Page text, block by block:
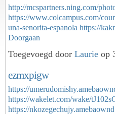
http://mcspartners.ning.com/
https://www.colcampus.com/
una-senorita-espanola https://
Doorgaan
Toegevoegd door Laurie op
ezmxpigw
https://
https://wakelet.com/wake/
https://